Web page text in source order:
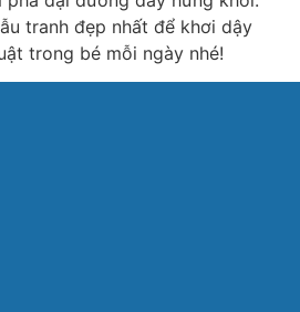
tranh đẹp nhất để khơi dậy
trong bé mỗi ngày nhé!